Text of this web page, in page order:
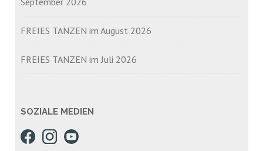
FREIES TANZEN im August 2026
FREIES TANZEN im Juli 2026
SOZIALE MEDIEN